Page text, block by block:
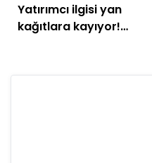
Yatırımcı ilgisi yan
kağıtlara kayıyor!